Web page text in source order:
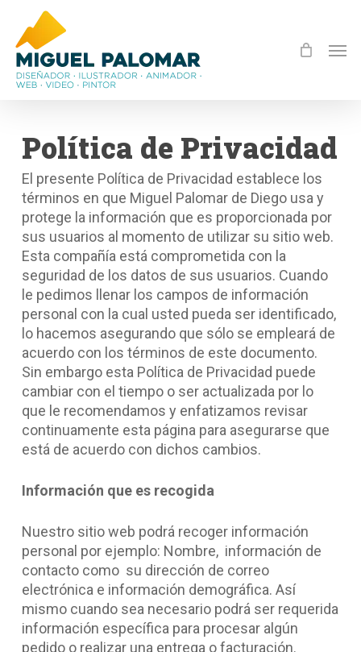
main
content
Política de Privacidad
El presente Política de Privacidad establece los
términos en que Miguel Palomar de Diego usa y
protege la información que es proporcionada por
sus usuarios al momento de utilizar su sitio web.
Esta compañía está comprometida con la
seguridad de los datos de sus usuarios. Cuando
le pedimos llenar los campos de información
personal con la cual usted pueda ser identificado,
lo hacemos asegurando que sólo se empleará de
acuerdo con los términos de este documento.
Sin embargo esta Política de Privacidad puede
cambiar con el tiempo o ser actualizada por lo
que le recomendamos y enfatizamos revisar
continuamente esta página para asegurarse que
está de acuerdo con dichos cambios.
Información que es recogida
Nuestro sitio web podrá recoger información
personal por ejemplo: Nombre, información de
contacto como su dirección de correo
electrónica e información demográfica. Así
mismo cuando sea necesario podrá ser requerida
información específica para procesar algún
pedido o realizar una entrega o facturación.